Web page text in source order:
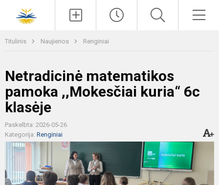
Titulinis Naujienos Renginiai
Netradicinė matematikos
pamoka ,,Mokesčiai kuria“ 6c
klasėje
Paskelbta: 2026-05-26
Kategorija: Renginiai